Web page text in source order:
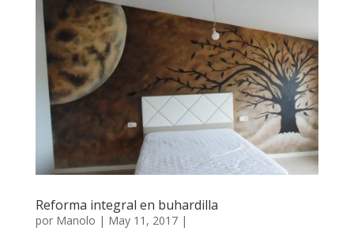
Reforma integral en buhardilla
por Manolo | May 11, 2017|